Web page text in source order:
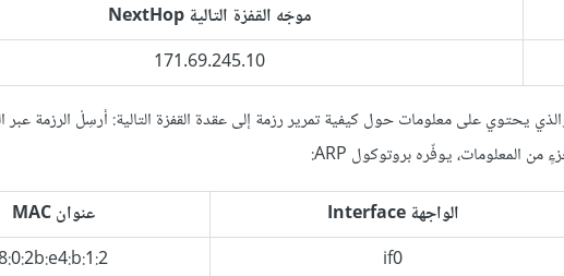
موجّه القفزة التالية NextHop
171.69.245.10
الواجهة Interface
عنوان MAC
if0